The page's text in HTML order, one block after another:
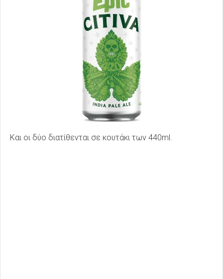
Και οι δύο διατίθενται σε κουτάκι των 440ml.